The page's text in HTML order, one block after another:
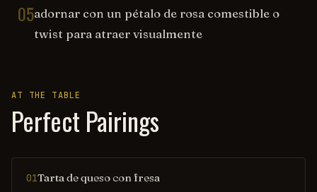
05adornar con un pétalo de rosa comestible o
twist para atraer visualmente
AT THE TABLE
Perfect Pairings
01Tarta de queso con fresa